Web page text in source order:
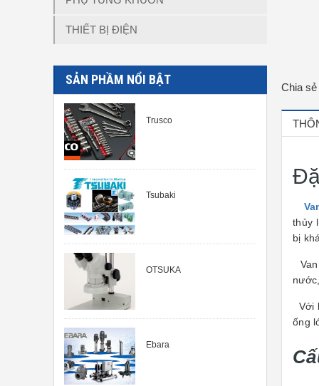
THIẾT BỊ ĐIỆN
SẢN PHẦM NỔI BẬT
Trusco
Tsubaki
OTSUKA
Ebara
Chia
thủy
bị
Với
ống